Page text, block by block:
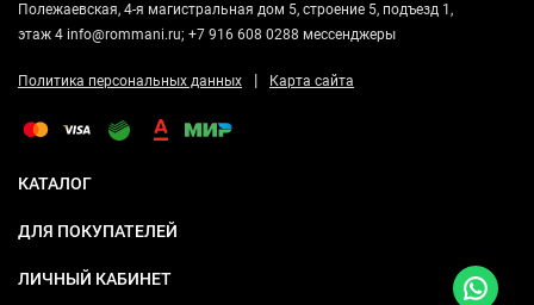
Полежаевская, 4-я магистральная дом 5, строение 5, подъезд 1,
этаж 4 info@rommani.ru; +7 916 608 0288 мессенджеры
Политика персональных данных | Карта сайта
КАТАЛОГ
ДЛЯ ПОКУПАТЕЛЕЙ
ЛИЧНЫЙ КАБИНЕТ